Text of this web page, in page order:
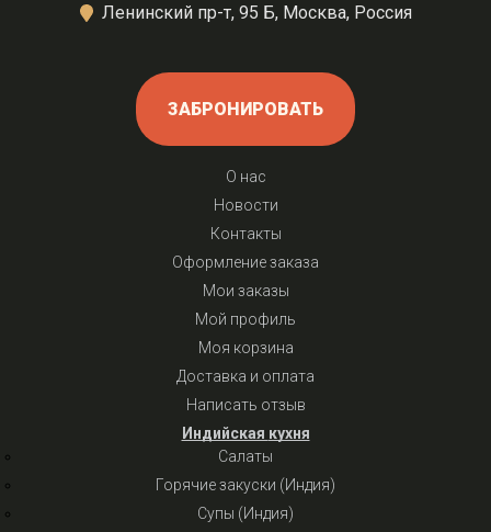
Ленинский пр-т, 95 Б, Москва, Россия
ЗАБРОНИРОВАТЬ
О нас
Новости
Контакты
Оформление заказа
Мои заказы
Мой профиль
Моя корзина
Доставка и оплата
Написать отзыв
Индийская кухня
Салаты
Горячие закуски (Индия)
Супы (Индия)